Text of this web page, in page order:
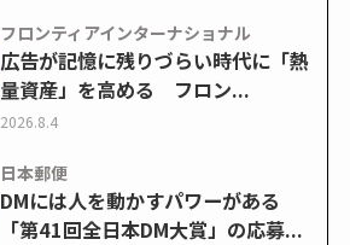
フロンティアインターナショナル
広告が記憶に残りづらい時代に「熱
量資産」を高める フロン...
2026.8.4
日本郵便
DMには人を動かすパワーがある
「第41回全日本DM大賞」の応募...